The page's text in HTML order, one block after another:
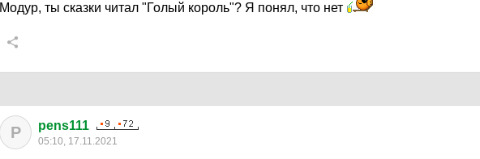
Модур, ты сказки читал "Голый король"? Я понял, что нет
P pens111
05:10, 17.11.2021